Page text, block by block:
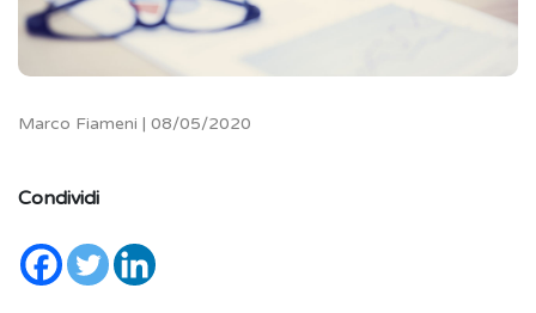
Marco Fiameni | 08/05/2020
Condividi